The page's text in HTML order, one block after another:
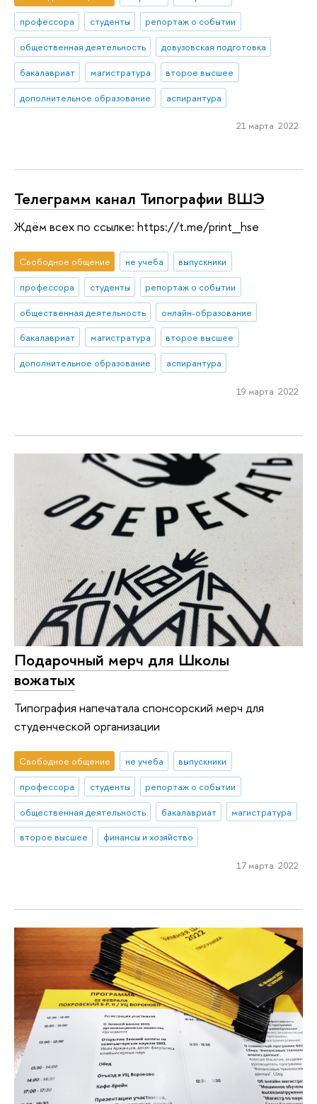
профессора
студенты
репортаж о событии
общественная деятельность
довузовская подготовка
бакалавриат
магистратура
второе высшее
дополнительное образование
аспирантура
21 марта 2022
Телеграмм канал Типографии ВШЭ
Ждём всех по ссылке: https://t.me/print_hse
Свободное общение не учеба
выпускники
профессора
студенты
репортаж о событии
общественная деятельность
онлайн-образование
бакалавриат
магистратура
второе высшее
дополнительное образование
аспирантура
19 марта 2022
Подарочный мерч для Школы
вожатых
Типография напечатала спонсорский мерч для
студенческой организации
Свободное общение не учеба
выпускники
профессора
студенты
репортаж о событии
общественная деятельность
бакалавриат
магистратура
второе высшее
финансы и хозяйство
17 марта 2022